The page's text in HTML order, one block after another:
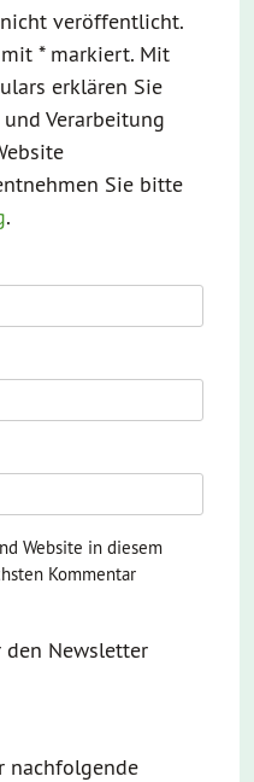
veröffentlicht.
* markiert. Mit
erklären Sie
Verarbeitung
Sie bitte
.
Website in diesem
Kommentar
Newsletter
nachfolgende